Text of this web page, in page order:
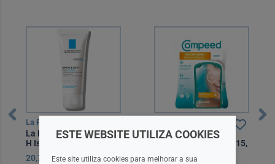
La Roche Posay
La Roche Posay Effaclar
H Iso-Biome Creme 40
ml
20,70EUR
Compeed Penso
Borbulhas Discreto X15,
13,60EUR
ESTE WEBSITE UTILIZA COOKIES
Este site utiliza cookies para melhorar a sua